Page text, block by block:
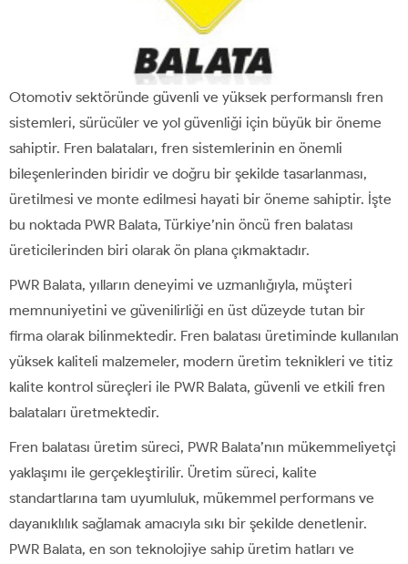
Otomotiv sektöründe güvenli ve yüksek performanslı fren
sistemleri, sürücüler ve yol güvenliği için büyük bir öneme
sahiptir. Fren balataları, fren sistemlerinin en önemli
bileşenlerinden biridir ve doğru bir şekilde tasarlanması,
üretilmesi ve monte edilmesi hayati bir öneme sahiptir. İşte
bu noktada PWR Balata, Türkiye’nin öncü fren balatası
üreticilerinden biri olarak ön plana çıkmaktadır.
PWR Balata, yılların deneyimi ve uzmanlığıyla, müşteri
memnuniyetini ve güvenilirliği en üst düzeyde tutan bir
firma olarak bilinmektedir. Fren balatası üretiminde kullanılan
yüksek kaliteli malzemeler, modern üretim teknikleri ve titiz
kalite kontrol süreçleri ile PWR Balata, güvenli ve etkili fren
balataları üretmektedir.
Fren balatası üretim süreci, PWR Balata’nın mükemmeliyetçi
yaklaşımı ile gerçekleştirilir. Üretim süreci, kalite
standartlarına tam uyumluluk, mükemmel performans ve
dayanıklılık sağlamak amacıyla sıkı bir şekilde denetlenir.
PWR Balata, en son teknolojiye sahip üretim hatları ve